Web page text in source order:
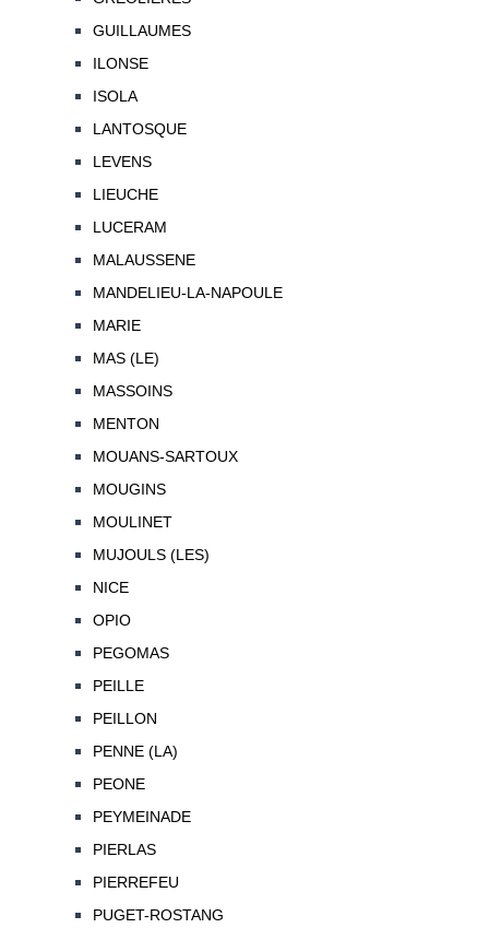
GUILLAUMES
ILONSE
ISOLA
LANTOSQUE
LEVENS
LIEUCHE
LUCERAM
MALAUSSENE
MANDELIEU-LA-NAPOULE
MARIE
MAS (LE)
MASSOINS
MENTON
MOUANS-SARTOUX
MOUGINS
MOULINET
MUJOULS (LES)
NICE
OPIO
PEGOMAS
PEILLE
PEILLON
PENNE (LA)
PEONE
PEYMEINADE
PIERLAS
PIERREFEU
PUGET-ROSTANG